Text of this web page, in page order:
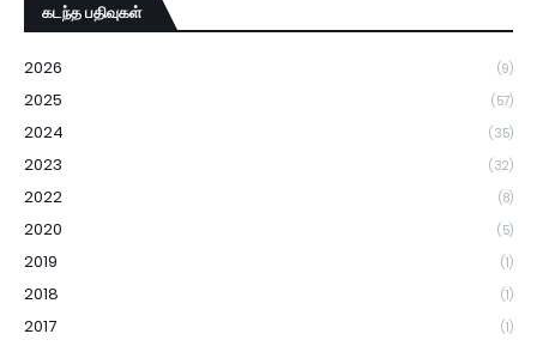
கடந்த பதிவுகள்
2026 (9)
2025 (57)
2024 (35)
2023 (32)
2022 (8)
2020 (5)
2019 (1)
2018 (1)
2017 (1)